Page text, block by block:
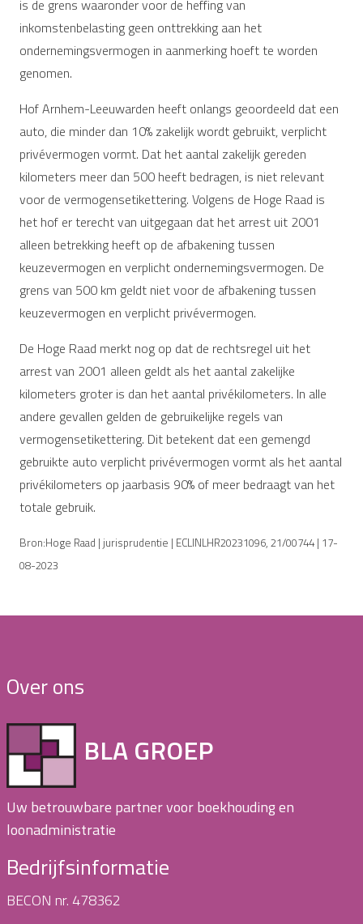
is de grens waaronder voor de heffing van
inkomstenbelasting geen onttrekking aan het
ondernemingsvermogen in aanmerking hoeft te worden
genomen.
Hof Arnhem-Leeuwarden heeft onlangs geoordeeld dat een
auto, die minder dan 10% zakelijk wordt gebruikt, verplicht
privévermogen vormt. Dat het aantal zakelijk gereden
kilometers meer dan 500 heeft bedragen, is niet relevant
voor de vermogensetikettering. Volgens de Hoge Raad is
het hof er terecht van uitgegaan dat het arrest uit 2001
alleen betrekking heeft op de afbakening tussen
keuzevermogen en verplicht ondernemingsvermogen. De
grens van 500 km geldt niet voor de afbakening tussen
keuzevermogen en verplicht privévermogen.
De Hoge Raad merkt nog op dat de rechtsregel uit het
arrest van 2001 alleen geldt als het aantal zakelijke
kilometers groter is dan het aantal privékilometers. In alle
andere gevallen gelden de gebruikelijke regels van
vermogensetikettering. Dit betekent dat een gemengd
gebruikte auto verplicht privévermogen vormt als het aantal
privékilometers op jaarbasis 90% of meer bedraagt van het
totale gebruik.
Bron:Hoge Raad | jurisprudentie | ECLINLHR20231096, 21/00744 | 17-
08-2023
Over ons
BLA GROEP
Uw betrouwbare partner voor boekhouding en
loonadministratie
Bedrijfsinformatie
BECON nr. 478362